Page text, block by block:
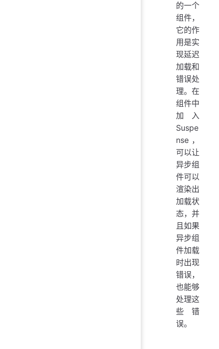
的一个
组件，
它的作
用是实
现延迟
加载和
错误处
理。在
组件中
加入
Suspe
nse，
可以让
异步组
件可以
渲染出
加载状
态，并
且如果
异步组
件加载
时出现
错误，
也能够
处理这
些错
误。